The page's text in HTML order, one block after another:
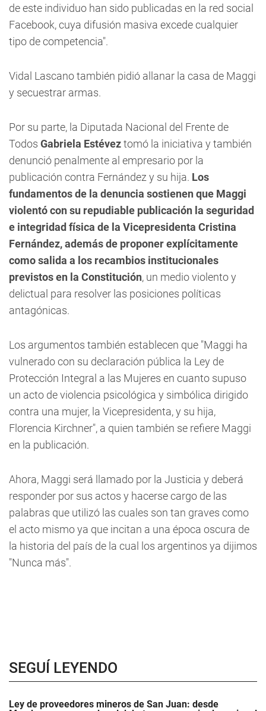
de este individuo han sido publicadas en la red social
Facebook, cuya difusión masiva excede cualquier
tipo de competencia".
Vidal Lascano también pidió allanar la casa de Maggi
y secuestrar armas.
Por su parte, la Diputada Nacional del Frente de
Todos Gabriela Estéveztomó la iniciativa y también
denunció penalmente al empresario por la
publicación contra Fernández y su hija. Los
fundamentos de la denuncia sostienen que Maggi
violentó con su repudiable publicación la seguridad
e integridad física de la Vicepresidenta Cristina
Fernández, además de proponer explícitamente
como salida a los recambios institucionales
previstos en la Constitución, un medio violento y
delictual para resolver las posiciones políticas
antagónicas.
Los argumentos también establecen que "Maggi ha
vulnerado con su declaración pública la Ley de
Protección Integral a las Mujeres en cuanto supuso
un acto de violencia psicológica y simbólica dirigido
contra una mujer, la Vicepresidenta, y su hija,
Florencia Kirchner", a quien también se refiere Maggi
en la publicación.
Ahora, Maggi será llamado por la Justicia y deberá
responder por sus actos y hacerse cargo de las
palabras que utilizó las cuales son tan graves como
el acto mismo ya que incitan a una época oscura de
la historia del país de la cual los argentinos ya dijimos
"Nunca más".
SEGUÍ LEYENDO
Ley de proveedores mineros de San Juan: desde